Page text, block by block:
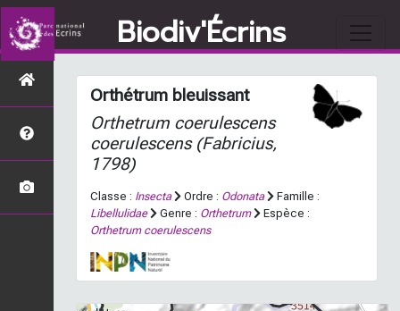
Biodiv'Écrins
Orthétrum bleuissant
Orthetrum coerulescens
coerulescens(Fabricius,
1798)
Classe : Insecta Ordre : Odonata
Famille :
Libellulidae
Genre : Orthetrum
Espèce :
Orthetrum coerulescens